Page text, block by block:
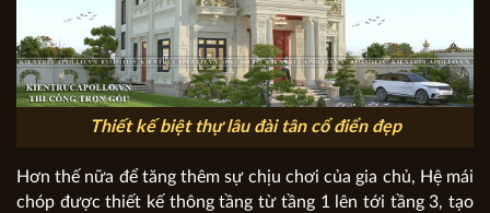
Thiết kế biệt thự lâu đài tân cổ điển đẹp
Hơn thế nữa để tăng thêm sự chịu chơi của gia chủ, Hệ mái
chóp được thiết kế thông tầng từ tầng 1 lên tới tầng 3, tạo